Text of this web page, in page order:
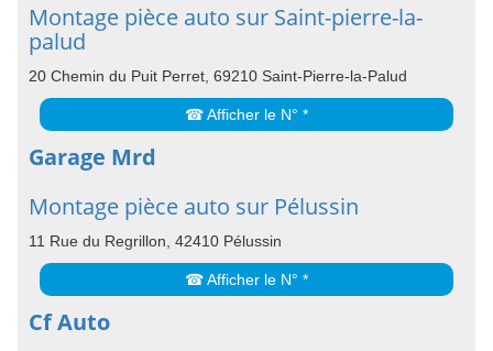
Montage pièce auto sur Saint-pierre-la-
palud
20 Chemin du Puit Perret, 69210 Saint-Pierre-la-Palud
☎ Afficher le N° *
Garage Mrd
Montage pièce auto sur Pélussin
11 Rue du Regrillon, 42410 Pélussin
☎ Afficher le N° *
Cf Auto